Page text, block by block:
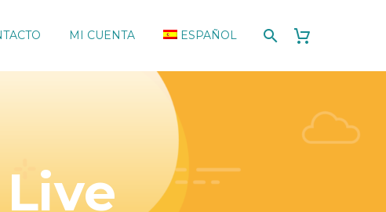
MI CUENTA ESPAÑOL